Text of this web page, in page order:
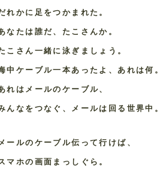
れかに足をつかまれた。
なたは誰だ、たこさんか。
こさん一緒に泳ぎましょう。
中ケーブル一本あったよ、あれは何。
れはメールのケーブル、
んなをつなぐ、メールは回る世界中。
メールのケーブル伝って行けば、
マホの画面まっしぐら。